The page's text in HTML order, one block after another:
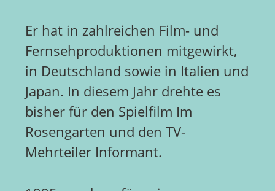
Er hat in zahlreichen Film- und
Fernsehproduktionen mitgewirkt,
in Deutschland sowie in Italien und
Japan. In diesem Jahr drehte es
bisher für den Spielfilm Im
Rosengarten und den TV-
Mehrteiler Informant.